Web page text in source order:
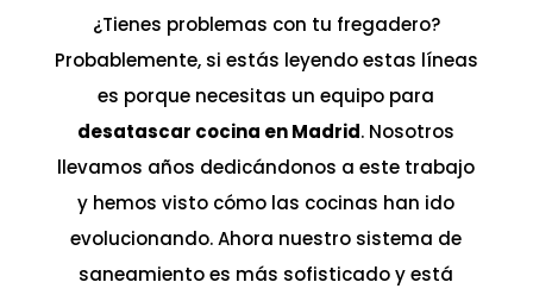
¿Tienes problemas con tu fregadero?
Probablemente, si estás leyendo estas líneas
es porque necesitas un equipo para
desatascar cocina en Madrid. Nosotros
llevamos años dedicándonos a este trabajo
y hemos visto cómo las cocinas han ido
evolucionando. Ahora nuestro sistema de
saneamiento es más sofisticado y está